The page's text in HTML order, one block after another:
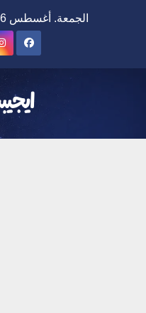
الجمعة. أغسطس 7th, 2026